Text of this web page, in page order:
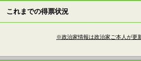
これまでの得票状況
※政治家情報は政治家ご本人が更